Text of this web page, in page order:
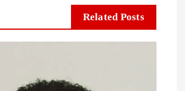
Related Posts